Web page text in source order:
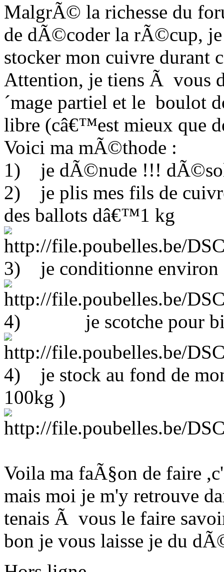
MalgrÃ© la richesse du
de dÃ©coder la rÃ©cup,
stocker mon cuivre durant
Attention, je tiens Ã vous
´mage partiel et le boulot
libre (câ€™est mieux que
Voici ma mÃ©thode :
1) je dÃ©nude !!!
2) je plis mes fils de
des ballots dâ€™1 kg
3) je conditionne environ
4) je scotche pour
4) je stock au fond de
100kg )
Voila ma faÃ§on de faire
mais moi je m'y retrouve
tenais Ã vous le faire
bon je vous laisse je du